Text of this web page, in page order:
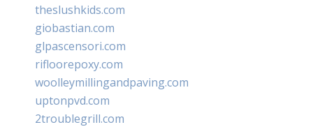
theslushkids.com
giobastian.com
glpascensori.com
rifloorepoxy.com
woolleymillingandpaving.com
uptonpvd.com
2troublegrill.com